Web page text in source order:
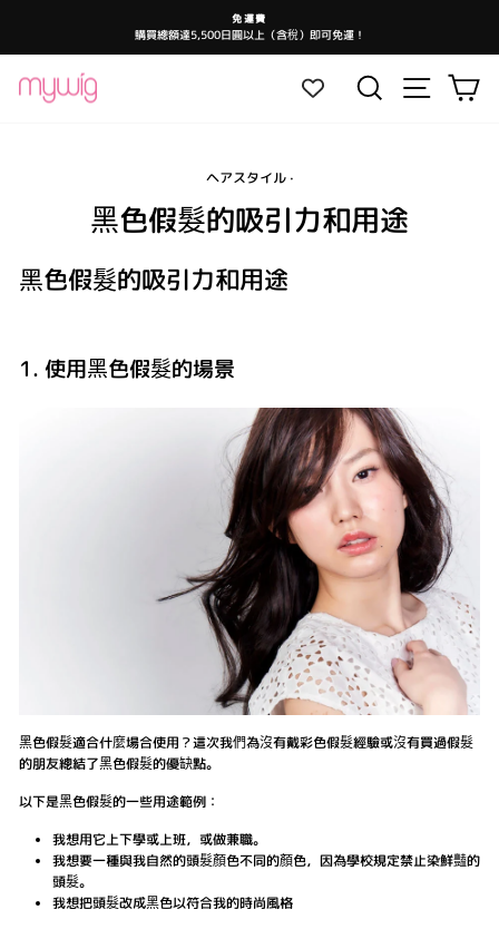
內
暫
免運費
購買總額達5,500日圓以上（含稅）即可免運！
搜尋 網站導航大
ヘアスタイル·
黑色假髮的吸引力和用途
黑色假髮的吸引力和用途
1. 使用黑色假髮的場景
黑色假髮適合什麼場合使用？這次我們為沒有戴彩色假髮經驗或沒有買過假髮
的朋友總結了黑色假髮的優缺點。
以下是黑色假髮的一些用途範例：
我想用它上下學或上班，或做兼職。
我想要一種與我自然的頭髮顏色不同的顏色，因為學校規定禁止染鮮豔的
頭髮。
我想把頭髮改成黑色以符合我的時尚風格